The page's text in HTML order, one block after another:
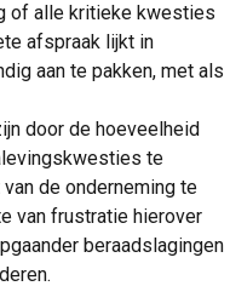
of alle kritieke kwesties
afspraak lijkt in
aan te pakken, met als
door de hoeveelheid
te
de onderneming te
van frustratie hierover
beraadslagingen